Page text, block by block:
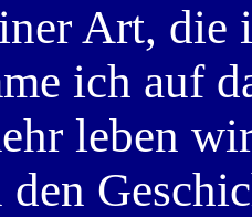
Art, die
ich auf
leben